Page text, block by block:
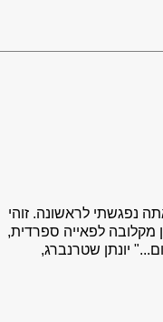
נפגשתי לראשונה. זוהי
מקלובה לפאייה ספרדית,
יונתן שטרנברג,